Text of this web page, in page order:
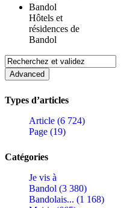
Hôtels et
résidences de
Bandol
Types d’articles
Article (6 724)
Page (19)
Catégories
Je vis à
Bandol (3 380)
Bandolais... (1 168)